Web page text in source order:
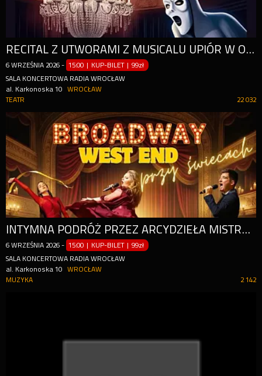
RECITAL Z UTWORAMI Z MUSICALU UPIÓR W OPERZE
6 WRZEŚNIA 2026 - 15:00 | KUP-BILET |99zł
SALA KONCERTOWA RADIA WROCŁAW
al. Karkonoska 10
WROCŁAW
22 032
TEATR
INTYMNA PODRÓŻ PRZEZ ARCYDZIEŁA MISTRZÓW I HISTORIĘ MUSICALU
6 WRZEŚNIA 2026 - 15:00 | KUP-BILET |99zł
SALA KONCERTOWA RADIA WROCŁAW
al. Karkonoska 10
WROCŁAW
2 142
MUZYKA